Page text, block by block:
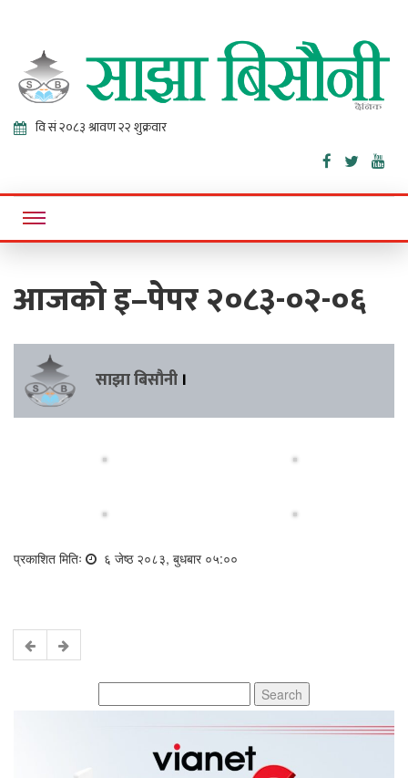
Sajha
Bisaunee
Online News Portal
आजको इ–पेपर २०८३-०२-०६
साझा बिसौनी ।
प्रकाशित मितिः ६ जेष्ठ २०८३, बुधबार ०५:००
for: